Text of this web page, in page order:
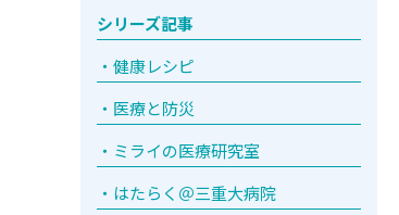
シリーズ記事
健康レシピ
医療と防災
ミライの医療研究室
はたらく＠三重大病院